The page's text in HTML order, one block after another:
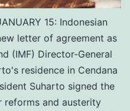
15: Indonesian
letter of agreement as
(IMF) Director-General
residence in Cendana
Suharto signed the
reforms and austerity